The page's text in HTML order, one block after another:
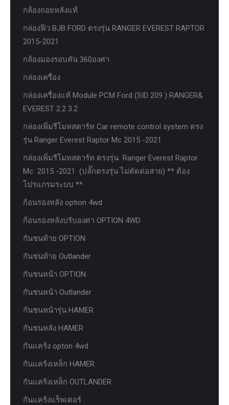
กล้องถอยหลังแท้
กล่องฟิว BJB FORD ตรงรุ่น RANGER EVEREST RAPTOR
2015-2021
กล้องมองรอบคัน 360องศา
กล่องเครื่อง
กล่องเครื่องแท้ Module PCM Ford (SID 209 ) RANGER&
EVEREST 2.2 3.2
กล่องเพิ่มรีโมทสตาร์ท Car remote control system ตรง
รุ่น Ranger Everest Raptor Mc 2015 -2021
กล่องเพิ่มรีโมทสตาร์ท ตรงรุ่น Ranger Everest Raptor
Mc 2015 -2021 (ปลั๊กตรงรุ่น ไม่ตัดต่อสาย) ** ต้อง
โปรแกรมระบบ **
ก้อนรองหลัง option 4wd
ก้อนรองหลังปรับองศา OPTION 4WD
กันชนท้าย OPTION
กันชนท้าย Outlander
กันชนหน้า OPTION
กันชนหน้า Outlander
กันชนหน้ารุ่น HAMER
กันชนหลัง HAMER
กันแคร้ง opton 4wd
กันแคร้งเหล็ก HAMER
กันแคร้งเหล็ก OUTLANDER
กันแคร้งแร็พเตอร์